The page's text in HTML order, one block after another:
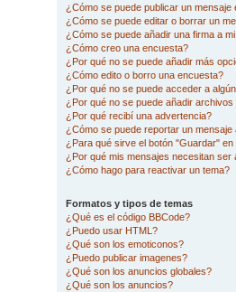
¿Cómo se puede publicar un mensaje
¿Cómo se puede editar o borrar un
¿Cómo se puede añadir una firma a
¿Cómo creo una encuesta?
¿Por qué no se puede añadir más
¿Cómo edito o borro una encuesta?
¿Por qué no se puede acceder a
¿Por qué no se puede añadir archivos
¿Por qué recibí una advertencia?
¿Cómo se puede reportar un mensaje
¿Para qué sirve el botón "Guardar"
¿Por qué mis mensajes necesitan ser
¿Cómo hago para reactivar un tema?
Formatos y tipos de temas
¿Qué es el código BBCode?
¿Puedo usar HTML?
¿Qué son los emoticonos?
¿Puedo publicar imagenes?
¿Qué son los anuncios globales?
¿Qué son los anuncios?